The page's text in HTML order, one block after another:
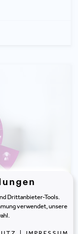
6 Schritte
Drittanbieter-Tools.
verwendet, unsere